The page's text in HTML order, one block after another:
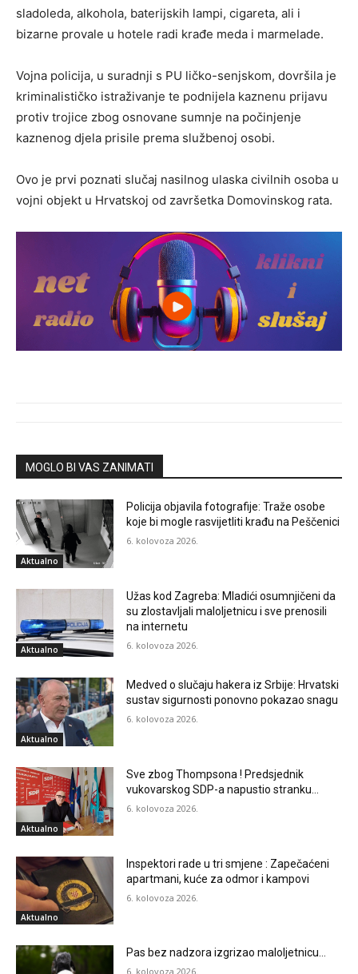
sladoleda, alkohola, baterijskih lampi, cigareta, ali i
bizarne provale u hotele radi krađe meda i marmelade.
Vojna policija, u suradnji s PU ličko-senjskom, dovršila je
kriminalističko istraživanje te podnijela kaznenu prijavu
protiv trojice zbog osnovane sumnje na počinjenje
kaznenog djela prisile prema službenoj osobi.
Ovo je prvi poznati slučaj nasilnog ulaska civilnih osoba u
vojni objekt u Hrvatskoj od završetka Domovinskog rata.
MOGLO BI VAS ZANIMATI
Aktualno
Policija objavila fotografije: Traže osobe
koje bi mogle rasvijetliti krađu na Peščenici
6. kolovoza 2026.
Aktualno
Užas kod Zagreba: Mladići osumnjičeni da
su zlostavljali maloljetnicu i sve prenosili
na internetu
6. kolovoza 2026.
Aktualno
Medved o slučaju hakera iz Srbije: Hrvatski
sustav sigurnosti ponovno pokazao snagu
6. kolovoza 2026.
Aktualno
Sve zbog Thompsona ! Predsjednik
vukovarskog SDP-a napustio stranku…
6. kolovoza 2026.
Aktualno
Inspektori rade u tri smjene : Zapečaćeni
apartmani, kuće za odmor i kampovi
6. kolovoza 2026.
Pas bez nadzora izgrizao maloljetnicu…
6. kolovoza 2026.